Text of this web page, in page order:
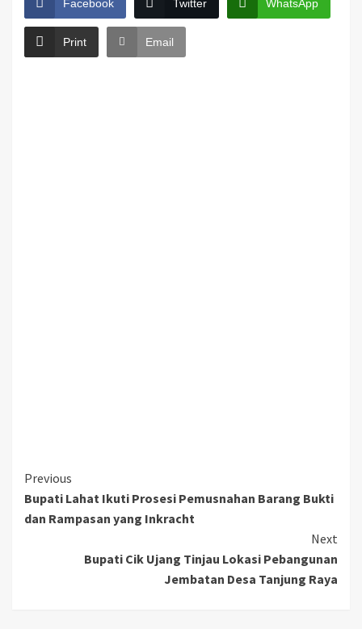
Facebook Twitter WhatsApp
Print Email
Continue
Reading
Previous
Bupati Lahat Ikuti Prosesi Pemusnahan Barang Bukti
dan Rampasan yang Inkracht
Next
Bupati Cik Ujang Tinjau Lokasi Pebangunan
Jembatan Desa Tanjung Raya